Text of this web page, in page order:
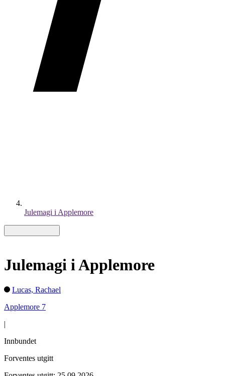
Julemagi i Applemore
Julemagi i Applemore
Lucas, Rachael
Applemore 7
|
Innbundet
Forventes utgitt